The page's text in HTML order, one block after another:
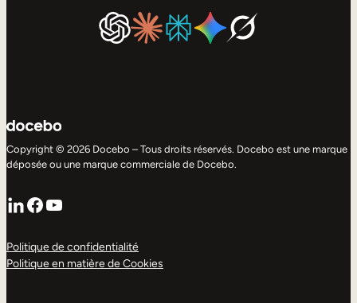
Copyright © 2026 Docebo – Tous droits réservés. Docebo est une marque
déposée ou une marque commerciale de Docebo.
LinkedIn
Facebook
YouTube
Politique de confidentialité
Politique en matière de Cookies